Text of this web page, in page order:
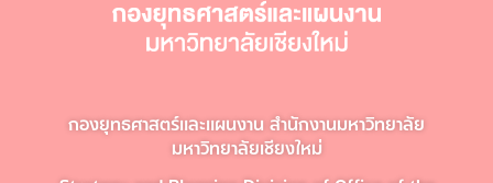
กองยุทธศาสตร์และแผนงาน สำนักงานมหาวิทยาลัย
มหาวิทยาลัยเชียงใหม่